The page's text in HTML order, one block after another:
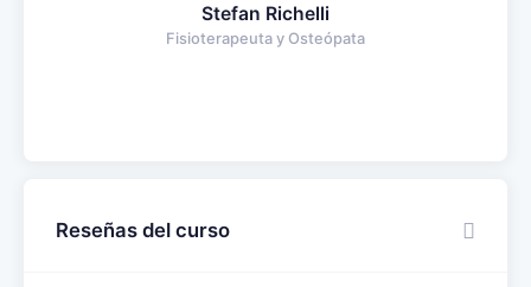
Stefan Richelli
Fisioterapeuta y Osteópata
Reseñas del curso